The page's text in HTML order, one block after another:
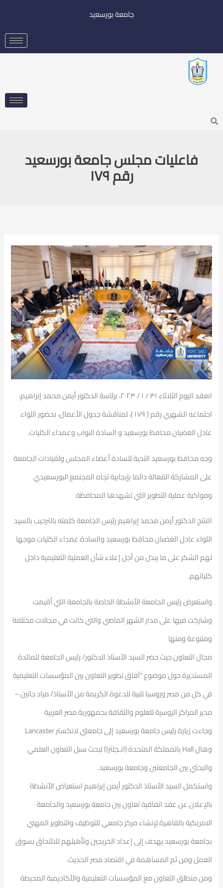
جامعة بورسعيد
Search
فاعليات مجلس جامعة بورسعيد
رقم ١٧٩
انعقد اليوم الثلاثاء ٣١ / ١ / ٢٠٢٣، برئاسة الدكتور أيمن محمد إبراهيم،
اجتماعه الشهري رقم ( ١٧٩ )، لمناقشة جدول الأعمال، بحضور اللواء
عادل الغضبان محافظ بورسعيد و السادة النواب وعمداء الكليات.
وجه محافظ بورسعيد التحية للسادة أعضاء المجلس ولقيادات الجامعة
على المشاركة الفعالة دائما بإيجابية تجاه المجتمع البورسعيدي
ومواكبة عملية التطوير التي تشهدها المحافظة.
افتتح الدكتور أيمن محمد إبراهيم رئيس الجامعة كلمته بالترحيب بالسيد
اللواء عادل الغضبان محافظ بورسعيد والسادة عمداء الكليات موجها
لهم الشكر على ما يبذل من أجل إعلاء شأن العملية التعليمية داخل
كلياتهم.
واستعرض رئيس الجامعة الأنشطة الخاصة بالجامعة التي أقيمت
وشاركت فيها على مدار الشهر الماضي والتي كانت في مجالات مختلفة
ومتنوعة ومنها
مجال التعاون حيث حضر السيد الأستاذ الدكتور/ رئيس الجامعة للمائدة
المستديرة حول موضوع “آفاق تطوير التعاون بين المؤسسات التعليمية
في كل من مصر وروسيا تلبية للدعوة الكريمة من الأستاذ/ مراد جاتين –
مدير المراكز الروسية للعلوم والثقافة بجمهورية مصر العربية
وجاءت زيارة رئيس جامعة بورسعيد إلى جامعتي لانكستر Lancaster
وهال Hall بالمملكة المتحدة (انـجلترا) لبحث سبل التعاون العلمي
والبحثي بين الجامعتين وجامعة بورسعيد.
واستكمل السيد الأستاذ الدكتور أيمن إبراهيم استعراض الأنشطة
بالإعلان عن عقد اتفاقية تعاون بين جامعة بورسعيد والجامعة
الامريكية بالقاهرة لإنشاء مركز جامعي للتوظيف والتطوير المهني
بجامعة بورسعيد يهدف إلى إعداد الخريجين وتأهيلهم للالتحاق بسوق
العمل ومن ثم المساهمة في اقتصاد مصر الحديث.
ومن منطلق التعاون مع المؤسسات التعليمية والأكاديمية المحيطة